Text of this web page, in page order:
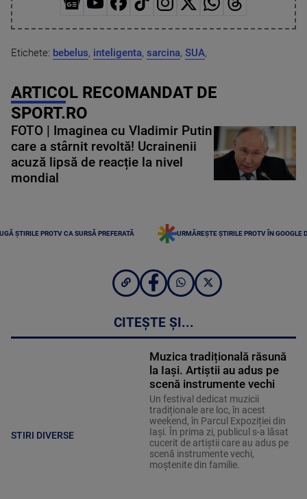
Etichete: bebelus, inteligenta, sarcina, SUA,
ARTICOL RECOMANDAT DE
SPORT.RO
FOTO | Imaginea cu Vladimir Putin
care a stârnit revoltă! Ucrainenii
acuză lipsă de reacție la nivel
mondial
ȘTIRILE PROTV CA SURSĂ PREFERATĂ URMĂREȘTE ȘTIRILE PROTV ÎN GOOGLE
CITEȘTE ȘI...
STIRI DIVERSE
Muzica tradițională răsună
la Iași. Artiștii au adus pe
scenă instrumente vechi
Un festival dedicat muzicii
tradiționale are loc, în acest
weekend, în Parcul Expoziției din
Iași. În prima zi, publicul s-a lăsat
cucerit de artiștii care au adus pe
scenă instrumente vechi,
moștenite din familie.